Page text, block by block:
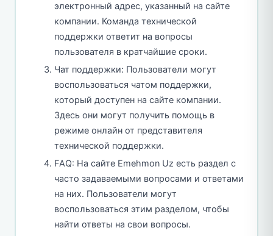
электронный адрес, указанный на сайте
компании. Команда технической
поддержки ответит на вопросы
пользователя в кратчайшие сроки.
Чат поддержки: Пользователи могут
воспользоваться чатом поддержки,
который доступен на сайте компании.
Здесь они могут получить помощь в
режиме онлайн от представителя
технической поддержки.
FAQ: На сайте Emehmon Uz есть раздел с
часто задаваемыми вопросами и ответами
на них. Пользователи могут
воспользоваться этим разделом, чтобы
найти ответы на свои вопросы.